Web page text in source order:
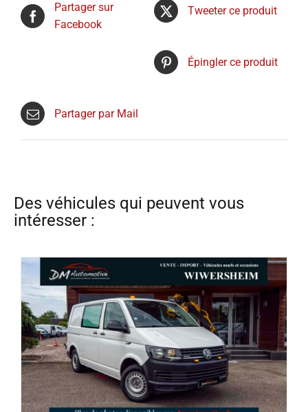
Partager sur
Facebook
Tweeter ce produit
Épingler ce produit
Partager par Mail